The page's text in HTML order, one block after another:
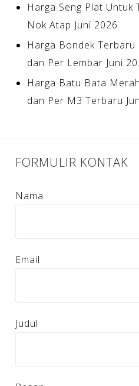
Harga Seng Plat Untuk
Nok Atap Juni 2026
Harga Bondek
dan Per Lembar Juni
Harga Batu Bata
dan Per M3 Terbaru
FORMULIR KONTAK
Nama
Email
Judul